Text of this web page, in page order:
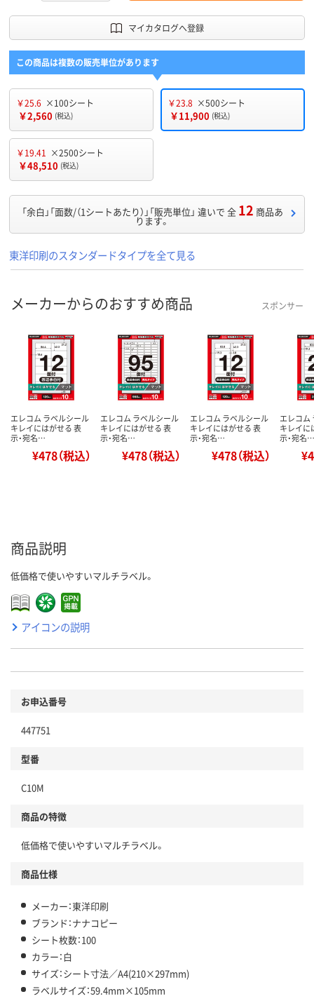
マイカタログへ登録
この商品は複数の販売単位があります
￥25.6 ×100シート
￥2,560 (税込)
￥23.8 ×500シート
￥11,900 (税込)
￥19.41 ×2500シート
￥48,510 (税込)
「余白」「面数/（1シートあたり）」「販売単位」 違いで 全 12 商品あ
ります。
東洋印刷のスタンダードタイプを全て見る
メーカーからのおすすめ商品 スポンサー
エレコム ラベルシール
キレイにはがせる 表
示・宛名…
¥478（税込）
エレコム ラベルシール
キレイにはがせる 表
示・宛名…
¥478（税込）
エレコム ラベルシール
キレイにはがせる 表
示・宛名…
¥478（税込）
エレコム
キレイに
示・宛名…
商品説明
低価格で使いやすいマルチラベル。
アイコンの説明
お申込番号
447751
型番
C10M
商品の特徴
低価格で使いやすいマルチラベル。
商品仕様
メーカー：東洋印刷
ブランド：ナナコピー
シート枚数：100
カラー：白
サイズ：シート寸法／A4(210×297mm)
ラベルサイズ：59.4mm×105mm